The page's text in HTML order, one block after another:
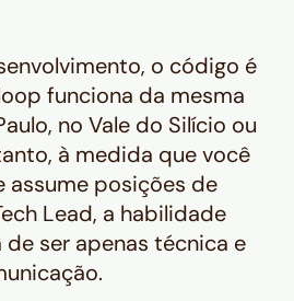
o código é
funciona da mesma
no Vale do Silício ou
à medida que você
assume posições de
Lead, a habilidade
ser apenas técnica e